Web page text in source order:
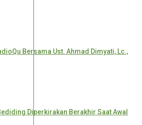
Bersama Ust. Ahmad Dimyati, Lc.,
Diperkirakan Berakhir Saat Awal